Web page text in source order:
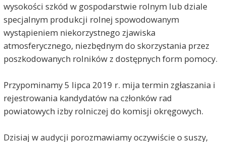
wysokości szkód w gospodarstwie rolnym lub dziale
specjalnym produkcji rolnej spowodowanym
wystąpieniem niekorzystnego zjawiska
atmosferycznego, niezbędnym do skorzystania przez
poszkodowanych rolników z dostępnych form pomocy.
Przypominamy 5 lipca 2019 r. mija termin zgłaszania i
rejestrowania kandydatów na członków rad
powiatowych izby rolniczej do komisji okręgowych.
Dzisiaj w audycji porozmawiamy oczywiście o suszy,